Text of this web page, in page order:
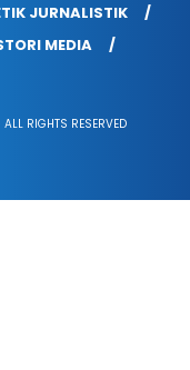
JURNALISTIK
MEDIA
RIGHTS RESERVED